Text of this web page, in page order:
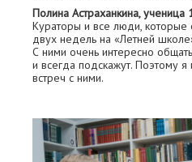
Полина Астраханкина,
Кураторы и все люди, которые
двух недель на «Летней
С ними очень интересно
и всегда подскажут. Поэтому
встреч с ними.